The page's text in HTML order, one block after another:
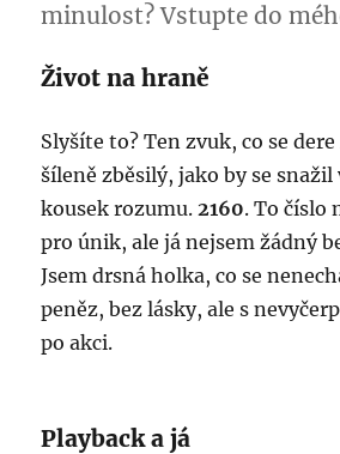
minulost? Vstupte do
Život na hraně
Slyšíte to? Ten zvuk, co se
šíleně zběsilý, jako by se
kousek rozumu.2160. To číslo
pro únik, ale já nejsem žádný
Jsem drsná holka, co se
peněz, bez lásky, ale s
po akci.
Playback a já